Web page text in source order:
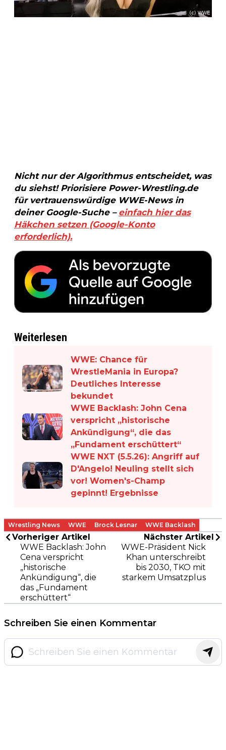
Nicht nur der Algorithmus entscheidet, was
du siehst! Priorisiere Power-Wrestling.de
für vertrauenswürdige WWE-News in
deiner Google-Suche – einfach hier das
Häkchen setzen (Google-Konto
erforderlich).
Weiterlesen
WWE: Chance für
WrestleMania in Europa?
Deutliches Interesse
bekundet
WWE Backlash: John Cena
verspricht „historische
Ankündigung“, die das
„Fundament erschüttert“
WWE NXT (5.5.26): Angriff auf
D'Angelo! Neuling stellt sich
vor! Women's-Champ
gepinnt! Ergebnisse
Wrestling News WWE Brock Lesnar WWE Backlash
Vorheriger Artikel
WWE Backlash: John
Cena verspricht
„historische
Ankündigung“, die
das „Fundament
erschüttert“
Nächster Artikel
WWE-Präsident Nick
Khan unterschreibt
bis 2030, TKO mit
starkem Umsatzplus
Schreiben Sie einen Kommentar